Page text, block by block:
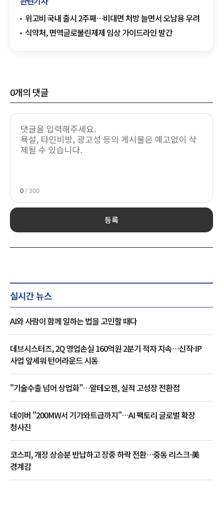
위고비 국내 출시 2주째…비대면 처방 늘면서 오남용 우려
식약처, 면역글로불린제제 임상 가이드라인 발간
0개의 댓글
0 / 300
등록
실시간 뉴스
AI와 사람이 함께 일하는 법을 고민할 때다
데브시스터즈, 2Q 영업손실 160억원 2분기 적자 지속…신작·IP
사업 앞세워 턴어라운드 시동
"기술수출 넘어 상업화"…알테오젠, 실적 고성장 전환점
네이버 "200MW서 기가와트급까지"…AI 팩토리 글로벌 확장
청사진
코스피, 개장 상승분 반납하고 장중 하락 전환…중동 리스크·美
경계감